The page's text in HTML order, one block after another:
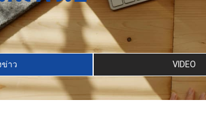
ข่าว VIDEO